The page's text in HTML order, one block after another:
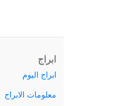
ابراج
ابراج اليوم
معلومات الابراج